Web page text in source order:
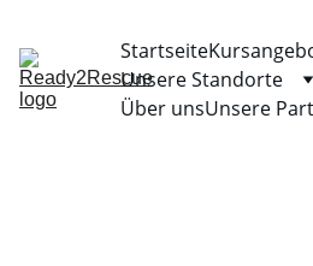
Startseite
Unsere Standorte
Über unsUnsere